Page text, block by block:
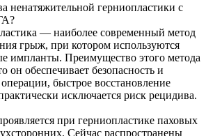
ненатяжительной герниопластики с
— наиболее современный метод
грыж, при котором используются
импланты. Преимущество этого метода
он обеспечивает безопасность и
быстрое восстановление
исключается риск рецидива.
при герниопластике паховых
Сейчас распространены